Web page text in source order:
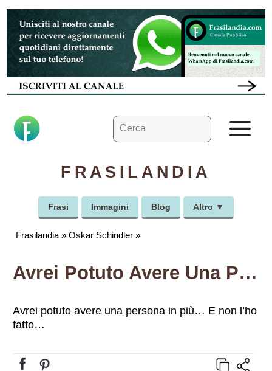
Vai
contenuto
Ricerca
per:
FRASILANDIA
Frasi Immagini Blog Altro ▼
Frasilandia »Oskar Schindler »
Avrei Potuto Avere Una Persona In Più… E Non L’ho Fatto…
Avrei potuto avere una persona in più… E non l’ho
fatto…